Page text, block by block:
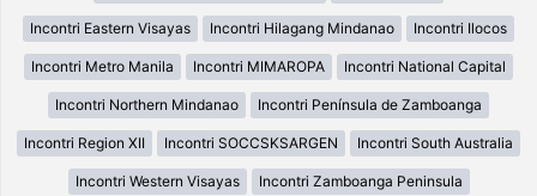
Incontri Eastern Visayas Incontri Hilagang Mindanao Incontri Ilocos
Incontri Metro Manila Incontri MIMAROPA Incontri National Capital
Incontri Northern Mindanao Incontri Península de Zamboanga
Incontri Region XII Incontri SOCCSKSARGEN Incontri South Australia
Incontri Western Visayas Incontri Zamboanga Peninsula